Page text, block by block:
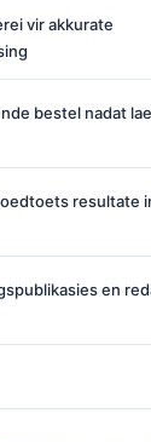
vir akkurate
bestel nadat
resultate
en